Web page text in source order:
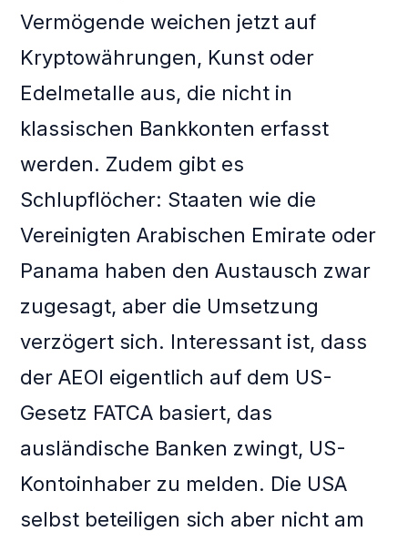
Vermögende weichen jetzt auf
Kryptowährungen, Kunst oder
Edelmetalle aus, die nicht in
klassischen Bankkonten erfasst
werden. Zudem gibt es
Schlupflöcher: Staaten wie die
Vereinigten Arabischen Emirate oder
Panama haben den Austausch zwar
zugesagt, aber die Umsetzung
verzögert sich. Interessant ist, dass
der AEOI eigentlich auf dem US-
Gesetz FATCA basiert, das
ausländische Banken zwingt, US-
Kontoinhaber zu melden. Die USA
selbst beteiligen sich aber nicht am